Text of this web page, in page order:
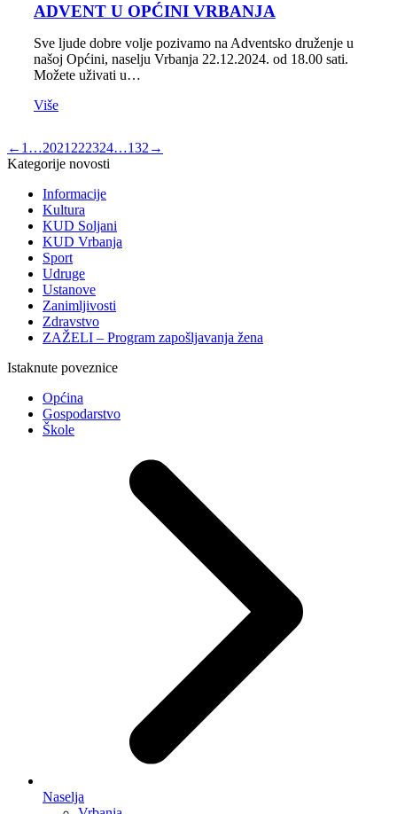
ADVENT U OPĆINI VRBANJA
Sve ljude dobre volje pozivamo na Adventsko druženje u
našoj Općini, naselju Vrbanja 22.12.2024. od 18.00 sati.
Možete uživati u…
Više
← 1 …2021 222324…132 →
Kategorije novosti
Informacije
Kultura
KUD Soljani
KUD Vrbanja
Sport
Udruge
Ustanove
Zanimljivosti
Zdravstvo
ZAŽELI – Program zapošljavanja žena
Istaknute poveznice
Općina
Gospodarstvo
Škole
Naselja